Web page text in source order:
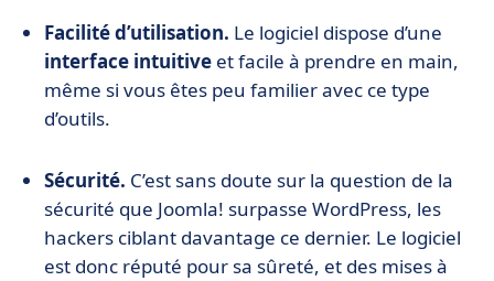
Facilité d’utilisation. Le logiciel dispose d’une
interface intuitive et facile à prendre en main,
même si vous êtes peu familier avec ce type
d’outils.
Sécurité. C’est sans doute sur la question de la
sécurité que Joomla! surpasse WordPress, les
hackers ciblant davantage ce dernier. Le logiciel
est donc réputé pour sa sûreté, et des mises à